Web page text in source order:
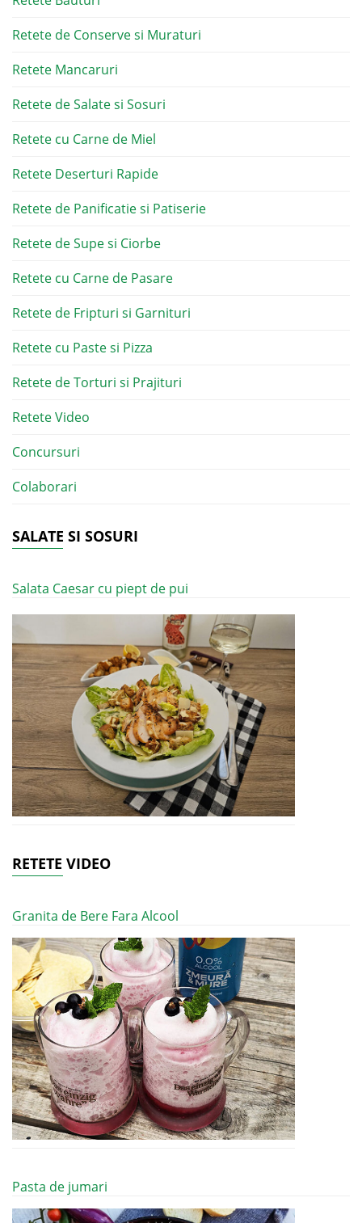
Retete de Conserve si Muraturi
Retete Mancaruri
Retete de Salate si Sosuri
Retete cu Carne de Miel
Retete Deserturi Rapide
Retete de Panificatie si Patiserie
Retete de Supe si Ciorbe
Retete cu Carne de Pasare
Retete de Fripturi si Garnituri
Retete cu Paste si Pizza
Retete de Torturi si Prajituri
Retete Video
Concursuri
Colaborari
SALATE SI SOSURI
Salata Caesar cu piept de pui
RETETE VIDEO
Granita de Bere Fara Alcool
Pasta de jumari